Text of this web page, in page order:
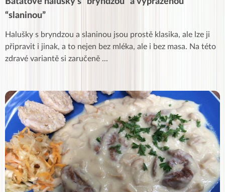
“slaninou”
Halušky s bryndzou a slaninou jsou prostě klasika, ale lze ji
připravit i jinak, a to nejen bez mléka, ale i bez masa. Na této
zdravé variantě si zaručeně ...